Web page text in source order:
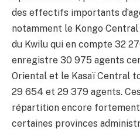
des effectifs importants
notamment le Kongo
du Kwilu qui en compte 32
enregistre 30 975 agents
Oriental et le Kasaï Central
29 654 et 29 379 agents.
répartition encore
certaines provinces